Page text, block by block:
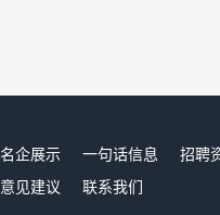
名企展示 一句话信息
招聘
意见建议 联系我们